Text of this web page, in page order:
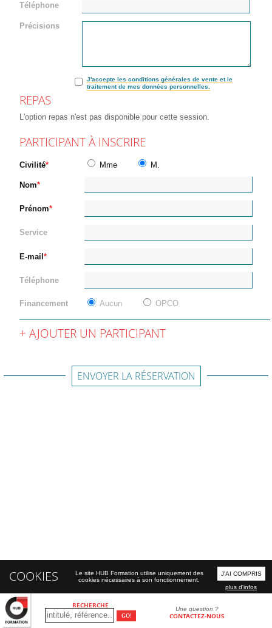
RECHERCHE Une question ?
CONTACTEZ-NOUS
Téléphone
Précisions
J'accepte les conditions générales de vente et le
traitement de mes données personnelles.
REPAS
L'option repas n'est pas disponible pour cette session.
PARTICIPANT À INSCRIRE
Civilité Mme M.
Nom
Prénom
Service
E-mail
Téléphone
Financement Aucun OPCO
AJOUTER UN PARTICIPANT
ENVOYER LA RÉSERVATION
COOKIES
Le site HUB Formation utilise uniquement des
cookies nécessaires à son fonctionnement.
J'AI COMPRIS
plus d'infos